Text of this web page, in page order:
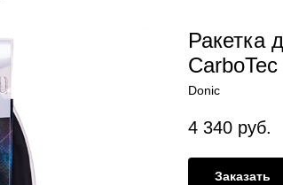
Ракетка
Donic
4 340 руб.
Заказать